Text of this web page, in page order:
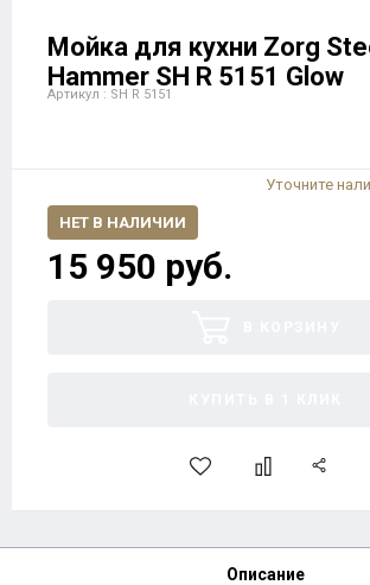
Мойка для кухни Zorg
Hammer SH R 5151 Glow
Артикул : SH R 5151
Уточните
НЕТ В НАЛИЧИИ
15 950 руб.
Описание